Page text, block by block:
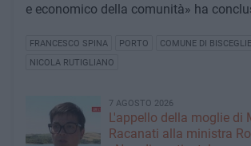
e economico della comunità» ha
FRANCESCO SPINA PORTO COMUNE DI BISCEGLIE
NICOLA RUTIGLIANO
7 AGOSTO 2026
L'appello della moglie di
Racanati alla ministra